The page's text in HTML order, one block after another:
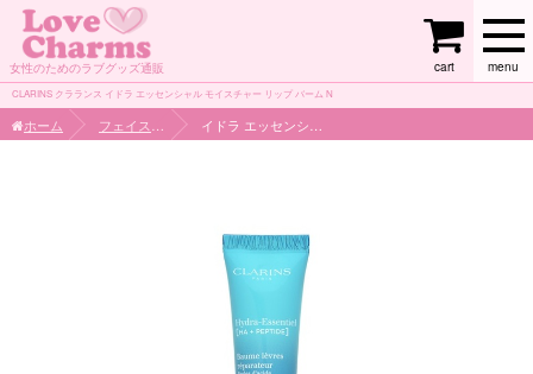
女性のためのラブグッズ通販 menu
cart
CLARINS クラランス イドラ エッセンシャル モイスチャー リップ バーム N
ホーム